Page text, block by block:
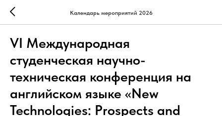
Календарь мероприятий 2026
VI Международная
студенческая научно-
техническая конференция на
английском языке «New
Technologies: Prospects and